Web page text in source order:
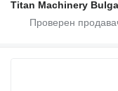
Titan Machinery